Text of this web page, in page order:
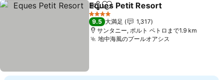
シェアお気に入りに追加
Eques Petit Resort
4 ホテルのランク
9.5 大満足
1,317
サンタニー, ポルト ペトロまで1.9 km
地中海風のプールオアシス